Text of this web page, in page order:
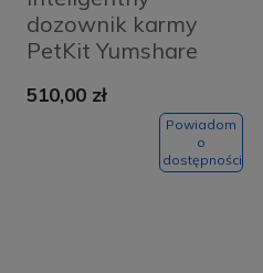
dozownik karmy
PetKit Yumshare
510,00 zł
Powiadom
o
dostępności